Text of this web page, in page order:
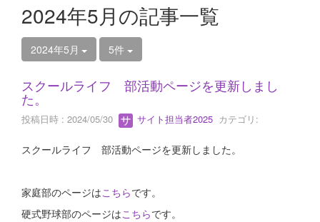
2024年5月の記事一覧
2024年5月 5件
スクールライフ 部活動ページを更新しまし
た。
投稿日時 : 2024/05/30 サイト担当者2025 カテゴリ:
スクールライフ 部活動ページを更新しました。
家庭部のページはこちらです。
硬式野球部のページはこちらです。